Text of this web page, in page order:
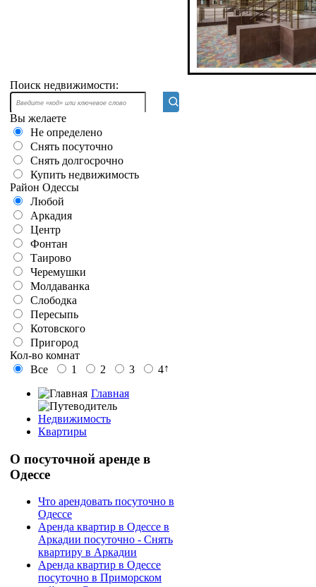
Поиск недвижимости:
Вы желаете
Не определено
Снять посуточно
Снять долгосрочно
Купить недвижимость
Район Одессы
Любой
Аркадия
Центр
Фонтан
Таирово
Черемушки
Молдаванка
Слободка
Пересыпь
Котовского
Пригород
Кол-во комнат
Все
1 2 3 4↑
Главная
Недвижимость
Квартиры
О посуточной аренде в
Одессе
Что арендовать посуточно в
Одессе
Аренда квартир в Одессе в
Аркадии посуточно - Снять
квартиру в Аркадии
Аренда квартир в Одессе
посуточно в Приморском